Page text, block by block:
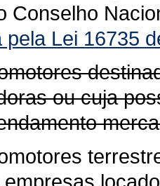
Conselho
Lei 16735
ou cuja